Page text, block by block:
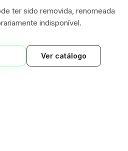
ter sido removida, renomeada
indisponível.
Ver catálogo